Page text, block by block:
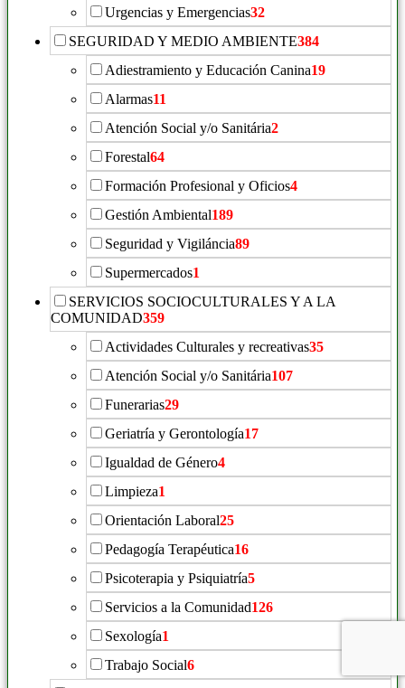
Urgencias y Emergencias32
SEGURIDAD Y MEDIO AMBIENTE384
Adiestramiento y Educación Canina19
Alarmas11
Atención Social y/o Sanitária2
Forestal64
Formación Profesional y Oficios4
Gestión Ambiental189
Seguridad y Vigiláncia89
Supermercados1
SERVICIOS SOCIOCULTURALES Y A LA
COMUNIDAD359
Actividades Culturales y recreativas35
Atención Social y/o Sanitária107
Funerarias29
Geriatría y Gerontología17
Igualdad de Género4
Limpieza1
Orientación Laboral25
Pedagogía Terapéutica16
Psicoterapia y Psiquiatría5
Servicios a la Comunidad126
Sexología1
Trabajo Social6